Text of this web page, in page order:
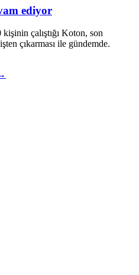
ediyor
çalıştığı Koton, son
çıkarması ile gündemde.